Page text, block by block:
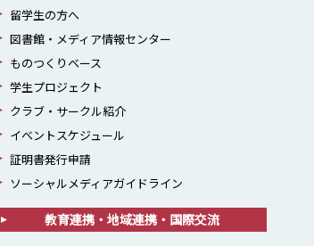
留学生の方へ
図書館・メディア情報センター
ものつくりベース
学生プロジェクト
クラブ・サークル紹介
イベントスケジュール
証明書発行申請
ソーシャルメディアガイドライン
教育連携・地域連携・国際交流